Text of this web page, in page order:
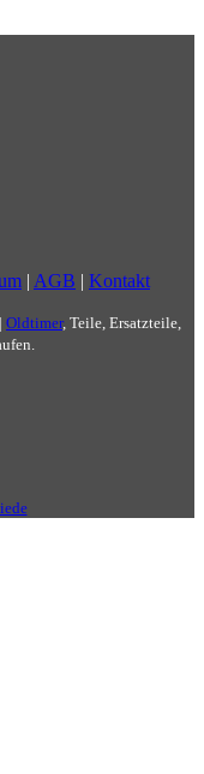
| AGB | Kontakt
| Oldtimer, Teile, Ersatzteile,